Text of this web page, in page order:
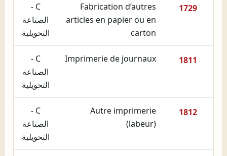
1729
Fabrication d’autres
articles en papier ou en
carton
C -
الصناعة
التحويلية
1811
Imprimerie de journaux
C -
الصناعة
التحويلية
1812
Autre imprimerie
(labeur)
C -
الصناعة
التحويلية